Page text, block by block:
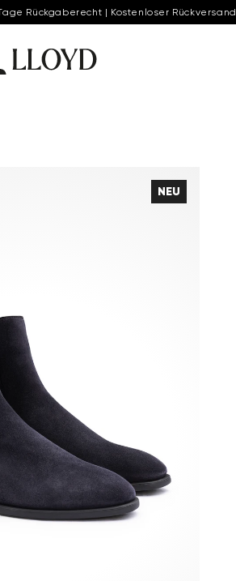
Rückgaberecht | Kostenloser Rückversand
NEU